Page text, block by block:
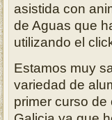
asistida con
de Aguas que
utilizando el
Estamos muy
variedad de
primer curso de